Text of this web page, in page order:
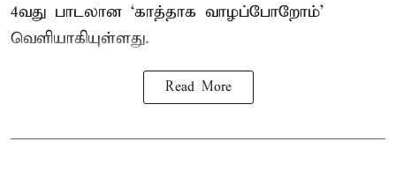
4வது பாடலான ‘காத்தாக வாழப்போறோம்’
வெளியாகியுள்ளது.
Read More